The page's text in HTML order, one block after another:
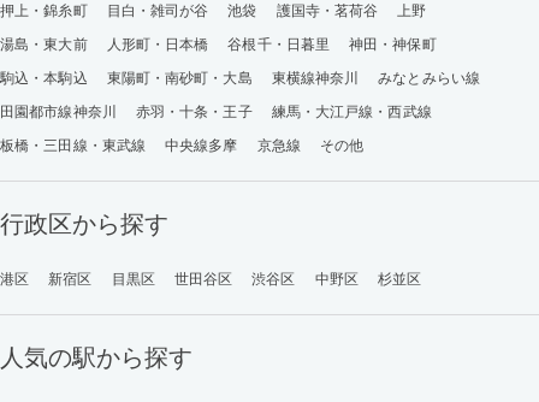
押上・錦糸町
目白・雑司が谷 池袋 護国寺・茗荷谷
上野
湯島・東大前
人形町・日本橋 谷根千・日暮里
神田・神保町
駒込・本駒込
東陽町・南砂町・大島 東横線神奈川
みなとみらい線
田園都市線神奈川
赤羽・十条・王子
練馬・大江戸線・西武線
板橋・三田線・東武線
中央線多摩 京急線 その他
行政区から探す
港区 新宿区 目黒区 世田谷区 渋谷区 中野区 杉並区
人気の駅から探す